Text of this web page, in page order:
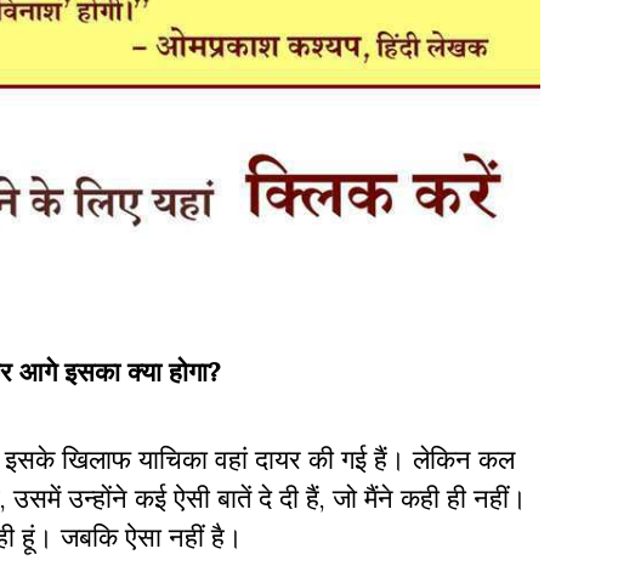
आगे इसका क्या होगा?
इसके खिलाफ याचिका वहां दायर की गई हैं। लेकिन कल
उन्होंने कई ऐसी बातें दे दी हैं, जो मैंने कही ही नहीं।
हूं। जबकि ऐसा नहीं है।